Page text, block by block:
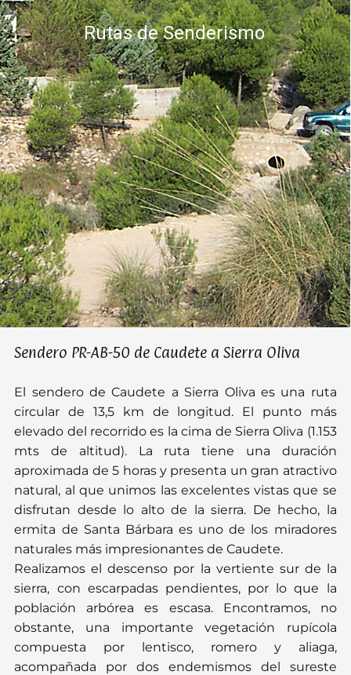
Rutas de Senderismo
Sendero PR-AB-50 de Caudete a Sierra Oliva
El sendero de Caudete a Sierra Oliva es una ruta
circular de 13,5 km de longitud. El punto más
elevado del recorrido es la cima de Sierra Oliva (1.153
mts de altitud). La ruta tiene una duración
aproximada de 5 horas y presenta un gran atractivo
natural, al que unimos las excelentes vistas que se
disfrutan desde lo alto de la sierra. De hecho, la
ermita de Santa Bárbara es uno de los miradores
naturales más impresionantes de Caudete.
Realizamos el descenso por la vertiente sur de la
sierra, con escarpadas pendientes, por lo que la
población arbórea es escasa. Encontramos, no
obstante, una importante vegetación rupícola
compuesta por lentisco, romero y aliaga,
acompañada por dos endemismos del sureste